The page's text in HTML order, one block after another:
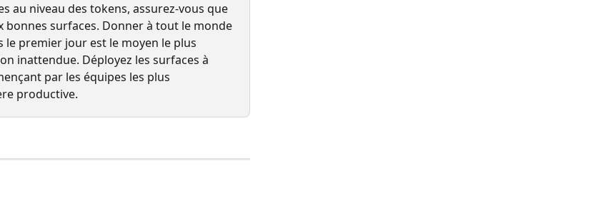
au niveau des tokens, assurez-vous que
bonnes surfaces. Donner à tout le monde
le premier jour est le moyen le plus
inattendue. Déployez les surfaces à
par les équipes les plus
productive.